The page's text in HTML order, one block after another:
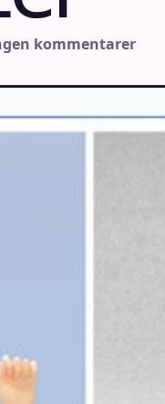
kommentarer